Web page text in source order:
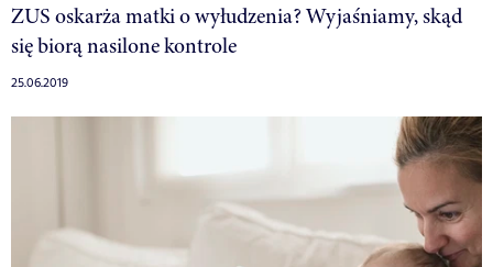
ZUS oskarża matki o wyłudzenia? Wyjaśniamy, skąd
się biorą nasilone kontrole
25.06.2019